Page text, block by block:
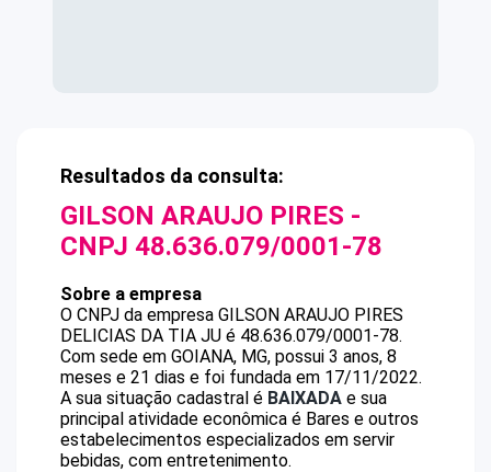
Resultados da consulta:
GILSON ARAUJO PIRES -
CNPJ 48.636.079/0001-78
Sobre a empresa
O CNPJ da empresa GILSON ARAUJO PIRES
DELICIAS DA TIA JU é 48.636.079/0001-78.
Com sede em GOIANA, MG, possui 3 anos, 8
meses e 21 dias e foi fundada em 17/11/2022.
A sua situação cadastral é BAIXADA e sua
principal atividade econômica é Bares e outros
estabelecimentos especializados em servir
bebidas, com entretenimento.